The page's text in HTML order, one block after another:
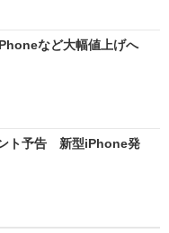
など大幅値上げへ
ト予告 新型iPhone発